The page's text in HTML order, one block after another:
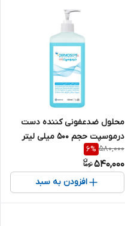
محلول ضدعفونی کننده دست
درموسپت حجم 500 میلی لیتر
580,000
6%
540,000
افزودن به سبد